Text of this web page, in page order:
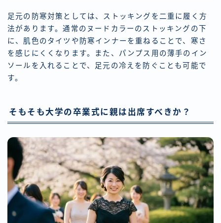
足元の防寒対策としては、ストッキングを二重に履く方
法があります。通常のヌードカラーのストッキングの下
に、肌色のタイツや防寒インナーを重ねることで、寒さ
を感じにくくなります。また、パンプス用の薄手のイン
ソールを入れることで、足元の冷えを防ぐことも可能で
す。
そもそも大学の卒業式に親は出席すべきか？